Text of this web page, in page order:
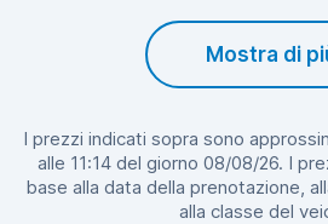
Mostra di
I prezzi indicati sopra sono
alle 11:14 del giorno 08/08/26. I
base alla data della prenotazione,
alla classe del